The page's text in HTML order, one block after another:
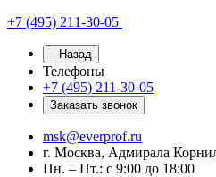
+7 (495) 211-30-05
Назад
Телефоны
+7 (495) 211-30-05
Заказать звонок
msk@everprof.ru
г. Москва, Адмирала
Пн. – Пт.: с 9:00 до 18:00